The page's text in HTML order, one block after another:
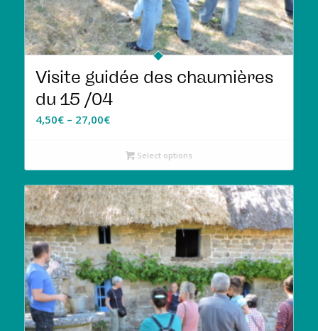
Visite guidée des chaumières
du 15 /04
4,50€– 27,00€
Select options